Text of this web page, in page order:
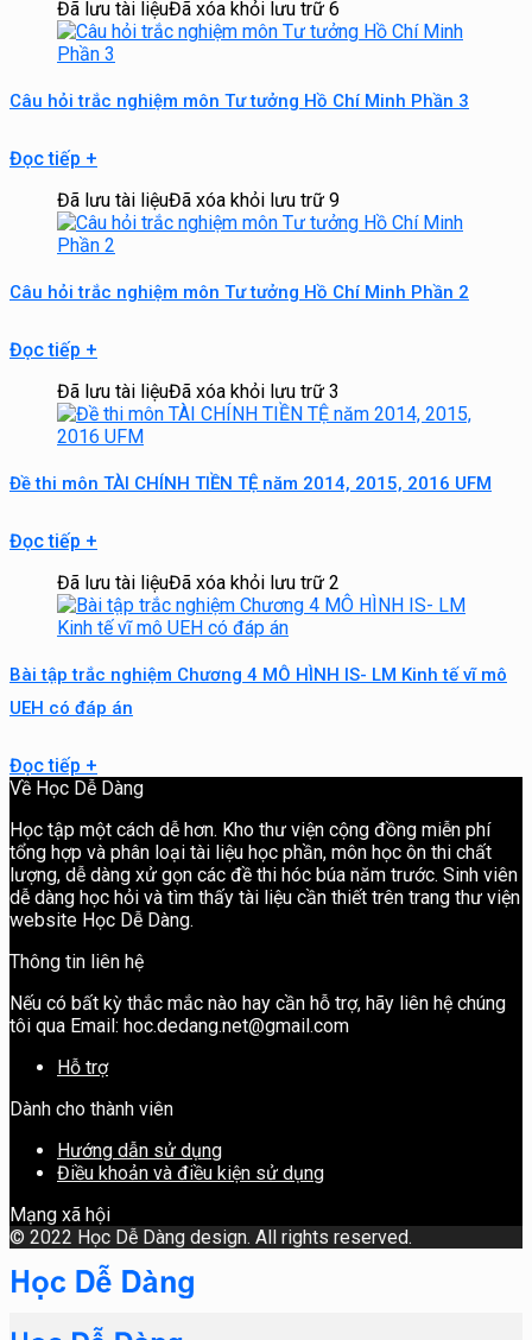
Đã lưu tài liệuĐã xóa khỏi lưu trữ 6
Câu hỏi trắc nghiệm môn Tư tưởng Hồ Chí Minh Phần 3
Đọc tiếp +
Đã lưu tài liệuĐã xóa khỏi lưu trữ 9
Câu hỏi trắc nghiệm môn Tư tưởng Hồ Chí Minh Phần 2
Đọc tiếp +
Đã lưu tài liệuĐã xóa khỏi lưu trữ 3
Đề thi môn TÀI CHÍNH TIỀN TỆ năm 2014, 2015, 2016 UFM
Đọc tiếp +
Đã lưu tài liệuĐã xóa khỏi lưu trữ 2
Bài tập trắc nghiệm Chương 4 MÔ HÌNH IS- LM Kinh tế vĩ mô
UEH có đáp án
Đọc tiếp +
Về Học Dễ Dàng
Học tập một cách dễ hơn. Kho thư viện cộng đồng miễn phí
tổng hợp và phân loại tài liệu học phần, môn học ôn thi chất
lượng, dễ dàng xử gọn các đề thi hóc búa năm trước. Sinh viên
dễ dàng học hỏi và tìm thấy tài liệu cần thiết trên trang thư viện
website Học Dễ Dàng.
Thông tin liên hệ
Nếu có bất kỳ thắc mắc nào hay cần hỗ trợ, hãy liên hệ chúng
tôi qua Email: hoc.dedang.net@gmail.com
Hỗ trợ
Dành cho thành viên
Hướng dẫn sử dụng
Điều khoản và điều kiện sử dụng
Mạng xã hội
© 2022 Học Dễ Dàng design. All rights reserved.